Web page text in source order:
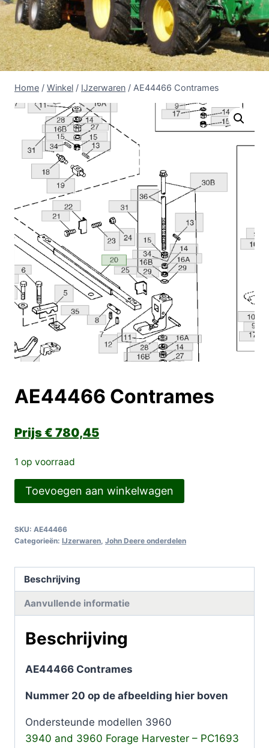
Home / Winkel / IJzerwaren / AE44466 Contrames
AE44466 Contrames
€ 780,45
1 op voorraad
AE44466
Contrames
Toevoegen aan winkelwagen
SKU: AE44466
Categorieën: IJzerwaren John Deere onderdelen
Beschrijving
Aanvullende informatie
Beschrijving
AE44466 Contrames
Nummer 20 op de afbeelding hier boven
Ondersteunde modellen 3960
3940 and 3960 Forage Harvester – PC1693